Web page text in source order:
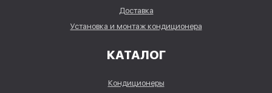
Доставка
Установка и монтаж кондиционера
КАТАЛОГ
Кондиционеры